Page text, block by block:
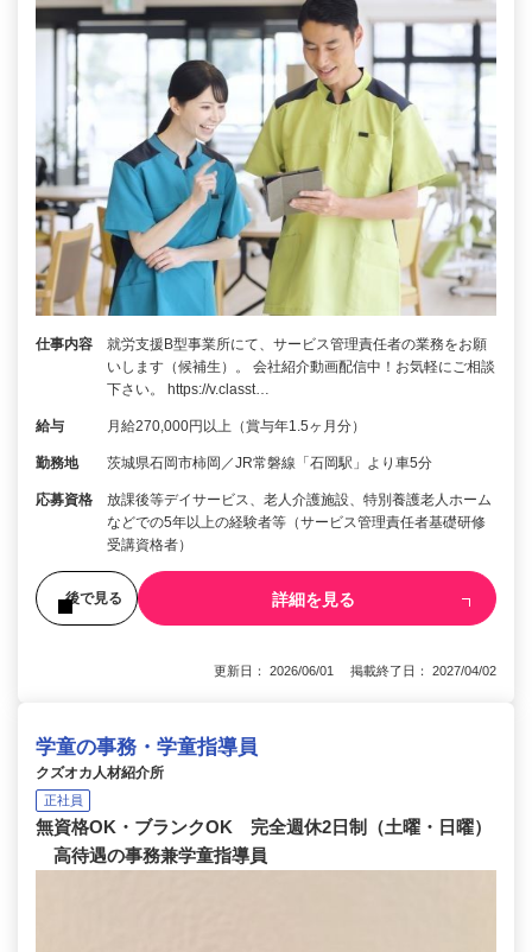
仕事内容
就労支援B型事業所にて、サービス管理責任者の業務をお願
いします（候補生）。 会社紹介動画配信中！お気軽にご相談
下さい。 https://v.classt…
給与 月給270,000円以上（賞与年1.5ヶ月分）
勤務地 茨城県石岡市柿岡／JR常磐線「石岡駅」より車5分
応募資格
放課後等デイサービス、老人介護施設、特別養護老人ホーム
などでの5年以上の経験者等（サービス管理責任者基礎研修
受講資格者）
後で見る 詳細を見る
更新日： 2026/06/01 掲載終了日： 2027/04/02
学童の事務・学童指導員
クズオカ人材紹介所
正社員
無資格OK・ブランクOK 完全週休2日制（土曜・日曜）
高待遇の事務兼学童指導員